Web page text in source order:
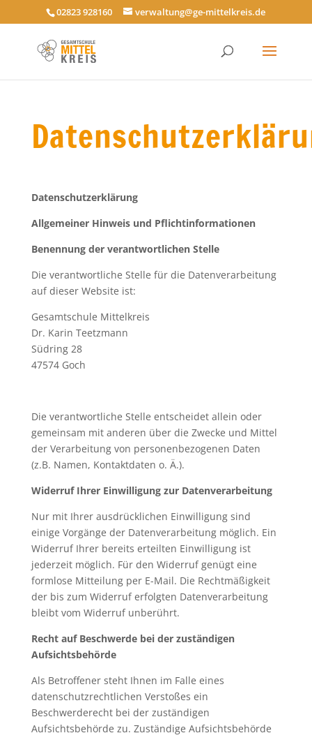
02823 928160 verwaltung@ge-mittelkreis.de
Datenschutzerklärung
Allgemeiner Hinweis und Pflichtinformationen
Benennung der verantwortlichen Stelle
Die verantwortliche Stelle für die Datenverarbeitung
auf dieser Website ist:
Gesamtschule Mittelkreis
Dr. Karin Teetzmann
Südring 28
47574 Goch
Die verantwortliche Stelle entscheidet allein oder
gemeinsam mit anderen über die Zwecke und Mittel
der Verarbeitung von personenbezogenen Daten
(z.B. Namen, Kontaktdaten o. Ä.).
Widerruf Ihrer Einwilligung zur Datenverarbeitung
Nur mit Ihrer ausdrücklichen Einwilligung sind
einige Vorgänge der Datenverarbeitung möglich. Ein
Widerruf Ihrer bereits erteilten Einwilligung ist
jederzeit möglich. Für den Widerruf genügt eine
formlose Mitteilung per E-Mail. Die Rechtmäßigkeit
der bis zum Widerruf erfolgten Datenverarbeitung
bleibt vom Widerruf unberührt.
Recht auf Beschwerde bei der zuständigen
Aufsichtsbehörde
Als Betroffener steht Ihnen im Falle eines
datenschutzrechtlichen Verstoßes ein
Beschwerderecht bei der zuständigen
Aufsichtsbehörde zu. Zuständige Aufsichtsbehörde